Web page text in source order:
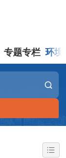
专题专栏 环境